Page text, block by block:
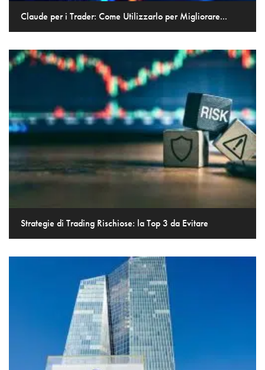
Claude per i Trader: Come Utilizzarlo per Migliorare...
Strategie di Trading Rischiose: la Top 3 da Evitare